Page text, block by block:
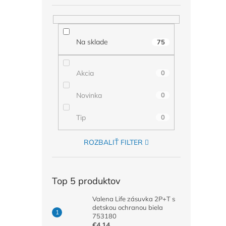
Na sklade 75
Akcia 0
Novinka 0
Tip 0
ROZBALIŤ FILTER
Top 5 produktov
Valena Life zásuvka 2P+T s
detskou ochranou biela
753180